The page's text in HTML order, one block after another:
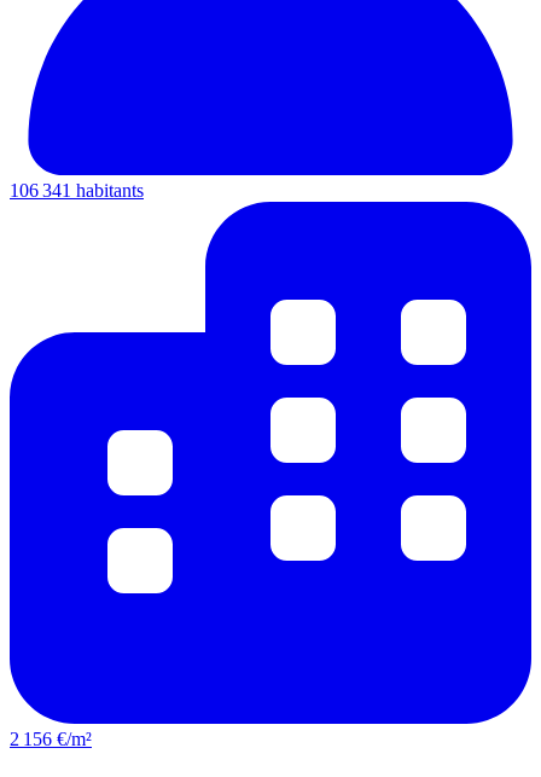
106 341 habitants
2 156 €/m²